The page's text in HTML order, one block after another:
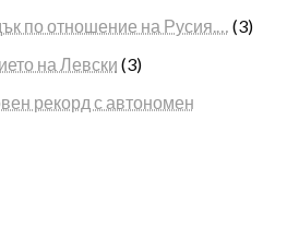
по отношение на Русия.… (3)
на Левски (3)
рекорд с автономен